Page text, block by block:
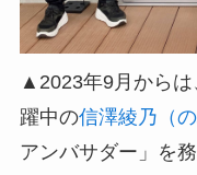
▲2023年9月からは
躍中の信澤綾乃（
アンバサダー」を